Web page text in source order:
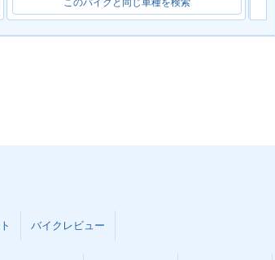
このバイクと同じ車種を検索
バイクレビュー